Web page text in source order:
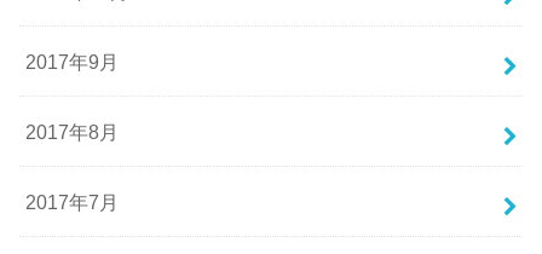
2017年9月
2017年8月
2017年7月